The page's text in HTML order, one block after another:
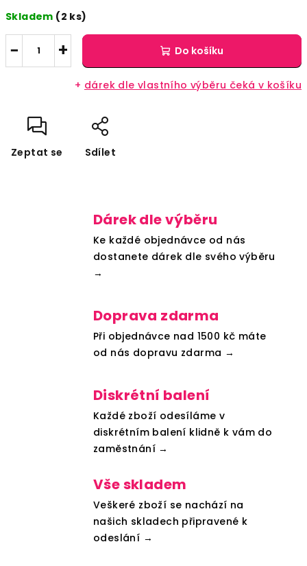
cena:
Skladem (2 ks)
+
− Do košíku
+ dárek dle vlastního výběru čeká v košíku
Zeptat se Sdílet
Dárek dle výběru
Ke každé objednávce od nás
dostanete dárek dle svého výběru
→
Doprava zdarma
Při objednávce nad 1500 kč máte
od nás dopravu zdarma →
Diskrétní balení
Každé zboží odesíláme v
diskrétním balení klidně k vám do
zaměstnání →
Vše skladem
Veškeré zboží se nachází na
našich skladech připravené k
odeslání →